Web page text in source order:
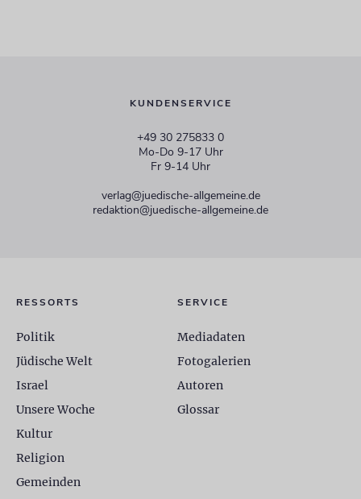
KUNDENSERVICE
+49 30 275833 0
Mo-Do 9-17 Uhr
Fr 9-14 Uhr
verlag@juedische-allgemeine.de
redaktion@juedische-allgemeine.de
RESSORTS
Politik
Jüdische Welt
Israel
Unsere Woche
Kultur
Religion
Gemeinden
SERVICE
Mediadaten
Fotogalerien
Autoren
Glossar